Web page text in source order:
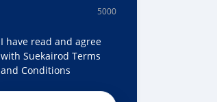
5000
I have read and agree
with Suekairod Terms
and Conditions